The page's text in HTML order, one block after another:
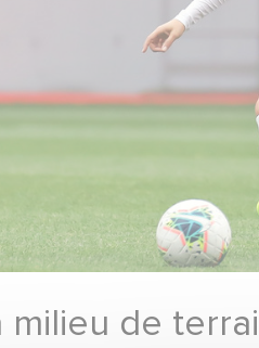
milieu de